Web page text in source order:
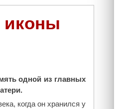
е
с
г
д
е
д
а
иконы
одной из главных
когда он хранился у